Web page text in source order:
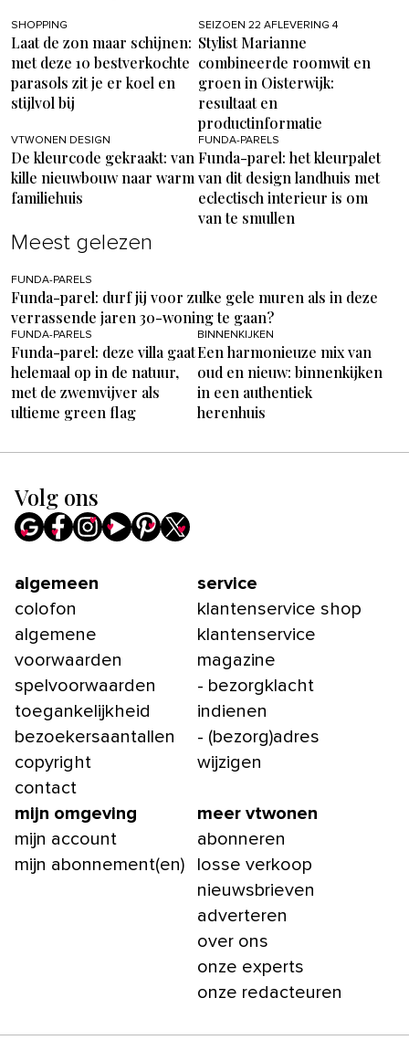
SHOPPING
Laat de zon maar schijnen:
met deze 10 bestverkochte
parasols zit je er koel en
stijlvol bij
SEIZOEN 22 AFLEVERING 4
Stylist Marianne
combineerde roomwit en
groen in Oisterwijk:
resultaat en
productinformatie
VTWONEN DESIGN
De kleurcode gekraakt: van
kille nieuwbouw naar warm
familiehuis
FUNDA-PARELS
Funda-parel: het kleurpalet
van dit design landhuis met
eclectisch interieur is om
van te smullen
Meest gelezen
FUNDA-PARELS
Funda-parel: durf jij voor zulke gele muren als in deze
verrassende jaren 30-woning te gaan?
FUNDA-PARELS
Funda-parel: deze villa gaat
helemaal op in de natuur,
met de zwemvijver als
ultieme green flag
BINNENKIJKEN
Een harmonieuze mix van
oud en nieuw: binnenkijken
in een authentiek
herenhuis
Volg ons
algemeen
colofon
algemene
voorwaarden
spelvoorwaarden
toegankelijkheid
bezoekersaantallen
copyright
contact
service
klantenservice shop
klantenservice
magazine
- bezorgklacht
indienen
- (bezorg)adres
wijzigen
mijn omgeving
mijn account
mijn abonnement(en)
meer vtwonen
abonneren
losse verkoop
nieuwsbrieven
adverteren
over ons
onze experts
onze redacteuren